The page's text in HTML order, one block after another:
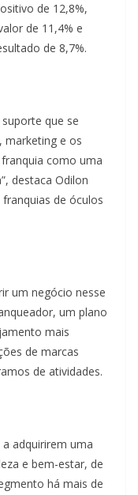
de 12,8%,
de 11,4% e
de 8,7%.
que se
marketing e os
como uma
destaca Odilon
de óculos
um negócio nesse
um plano
mais
de marcas
de atividades.
adquirirem uma
e bem-estar, de
há mais de